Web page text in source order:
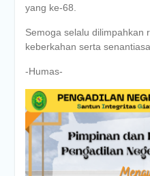
yang ke-68.
Semoga selalu dilimpahkan
keberkahan serta
-Humas-